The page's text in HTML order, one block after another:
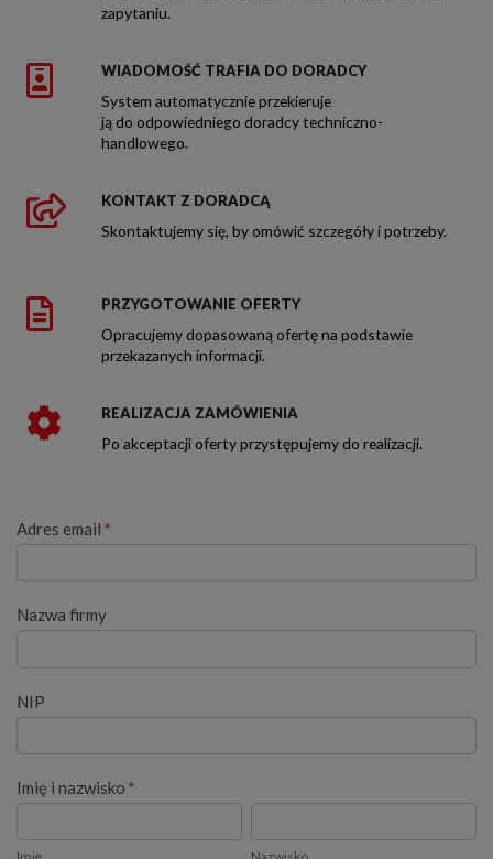
zapytaniu.
WIADOMOŚĆ TRAFIA DO DORADCY
System automatycznie przekieruje
ją do odpowiedniego doradcy techniczno-
handlowego.
KONTAKT Z DORADCĄ
Skontaktujemy się, by omówić szczegóły i potrzeby.
PRZYGOTOWANIE OFERTY
Opracujemy dopasowaną ofertę na podstawie
przekazanych informacji.
REALIZACJA ZAMÓWIENIA
Po akceptacji oferty przystępujemy do realizacji.
DORADZTWO
TECHNICZNO
HANDLOWE
FARAONE
Adres email *
Nazwa firmy
NIP
Imię i nazwisko *